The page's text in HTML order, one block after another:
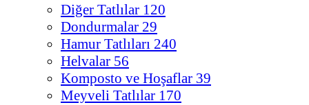
Diğer Tatlılar 120
Dondurmalar 29
Hamur Tatlıları 240
Helvalar 56
Komposto ve Hoşaflar 39
Meyveli Tatlılar 170